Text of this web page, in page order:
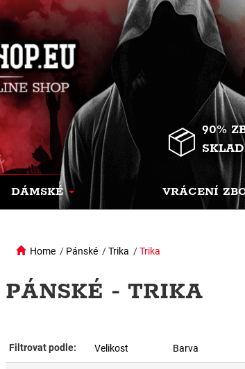
90%
DÁMSKÉ VRÁCENÍ
Home / Pánské /Trika /Trika
PÁNSKÉ - TRIKA
Filtrovat podle: Velikost Barva